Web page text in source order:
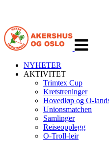
navigasjon
NYHETER
AKTIVITET
Trimtex Cup
Kretstreninger
Hovedløp og O-
Unionsmatchen
Samlinger
Reiseopplegg
O-Troll-leir